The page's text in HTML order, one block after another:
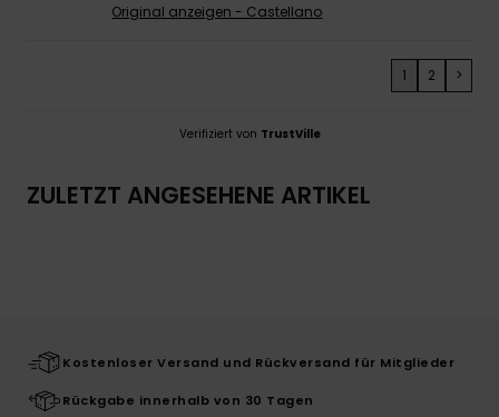
Original anzeigen - Castellano
1 2 >
Verifiziert von TrustVille
ZULETZT ANGESEHENE ARTIKEL
Kostenloser Versand und Rückversand für Mitglieder
Rückgabe innerhalb von 30 Tagen